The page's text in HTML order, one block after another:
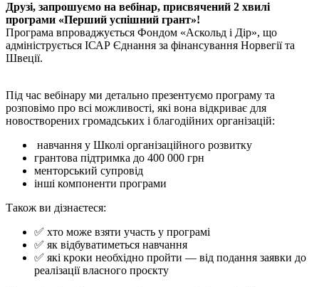
Друзі, запрошуємо на вебінар, присвячений 2 хвилі
програми «Перший успішний грант»!
Програма впроваджується Фондом «Аскольд і Дір», що
адмініструється ІСАР Єднання за фінансування Норвегії та
Швеції.
Під час вебінару ми детально презентуємо програму та
розповімо про всі можливості, які вона відкриває для
новостворених громадських і благодійних організацій:
навчання у Школі організаційного розвитку
грантова підтримка до 400 000 грн
менторський супровід
інші компоненти програми
Також ви дізнаєтеся:
✅ хто може взяти участь у програмі
✅ як відбуватиметься навчання
✅ які кроки необхідно пройти — від подання заявки до
реалізації власного проєкту